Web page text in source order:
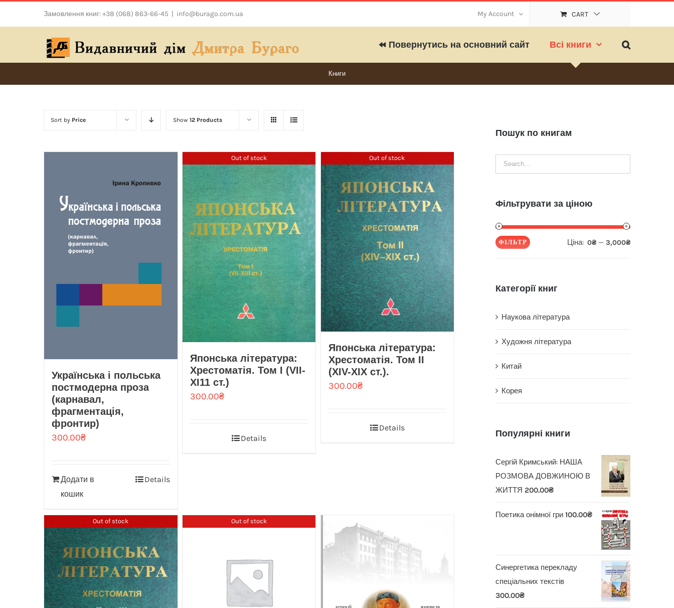
Замовлення книг: +38 (068) 863-66-45 | info@burago.com.ua My Account CART
Повернутись на основний сайт Всі книги
Книги
Sort by Price Show 12 Products
Українська і польська
постмодерна проза
(карнавал,
фрагментація,
фронтир)
300.00₴
Додати в
кошик
Details
Out of stock
Японська література:
Хрестоматія. Том I (VIІ-
ХІ11 ст.)
300.00₴
Details
Out of stock
Японська література:
Хрестоматія. Том II
(XIV-XIX ст.).
300.00₴
Details
Out of stock Out of stock
Пошук по книгам
Фільтрувати за ціною
Мінімальна
Найбільша
ФІЛЬТР Ціна: 0₴ — 3,000₴
Категорії книг
Наукова література
Художня література
Китай
Корея
Популярні книги
Сергій Кримський: НАША
РОЗМОВА ДОВЖИНОЮ В
ЖИТТЯ 200.00₴
Поетика онімної гри 100.00₴
Синергетика перекладу
спеціальних текстів
300.00₴